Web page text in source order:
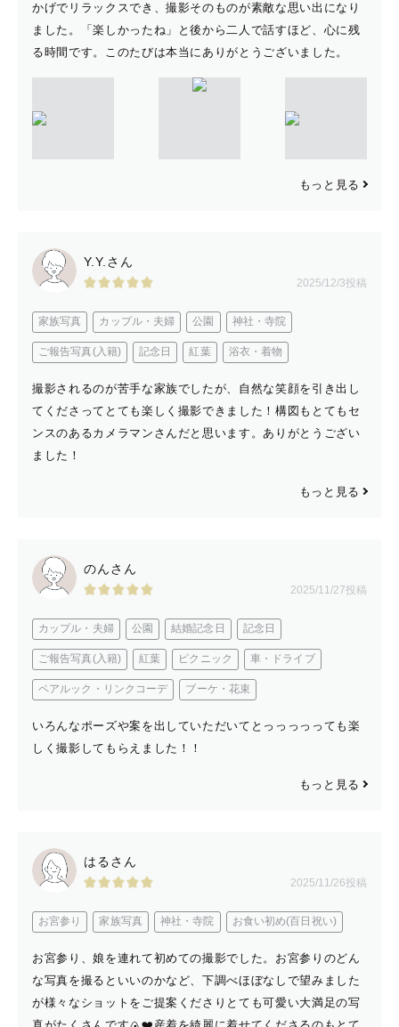
かげでリラックスでき、撮影そのものが素敵な思い出になり
ました。「楽しかったね」と後から二人で話すほど、心に残
る時間です。このたびは本当にありがとうございました。
もっと見る
Y.Y.さん
2025/12/3投稿
家族写真 カップル・夫婦 公園 神社・寺院
ご報告写真(入籍) 記念日 紅葉 浴衣・着物
撮影されるのが苦手な家族でしたが、自然な笑顔を引き出し
てくださってとても楽しく撮影できました！構図もとてもセ
ンスのあるカメラマンさんだと思います。ありがとうござい
ました！
もっと見る
のんさん
2025/11/27投稿
カップル・夫婦 公園 結婚記念日 記念日
ご報告写真(入籍) 紅葉 ピクニック 車・ドライブ
ペアルック・リンクコーデ ブーケ・花束
いろんなポーズや案を出していただいてとっっっっっても楽
しく撮影してもらえました！！
もっと見る
はるさん
2025/11/26投稿
お宮参り 家族写真 神社・寺院 お食い初め(百日祝い)
お宮参り、娘を連れて初めての撮影でした。お宮参りのどん
な写真を撮るといいのかなど、下調べほぼなしで望みました
が様々なショットをご提案くださりとても可愛い大満足の写